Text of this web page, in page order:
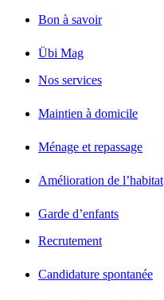
Bon à savoir
Übi Mag
Nos services
Maintien à domicile
Ménage et repassage
Amélioration de l’habitat
Garde d’enfants
Recrutement
Candidature spontanée